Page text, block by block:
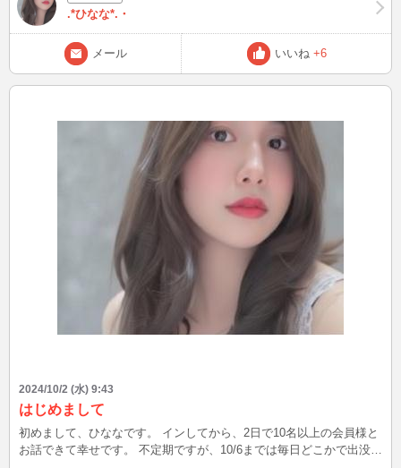
ね！
.*ひなな*.・
メール いいね +6
2024/10/2 (水) 9:43
はじめまして
初めまして、ひななです。 インしてから、2日で10名以上の会員様と
お話できて幸せです。 不定期ですが、10/6までは毎日どこかで出没予